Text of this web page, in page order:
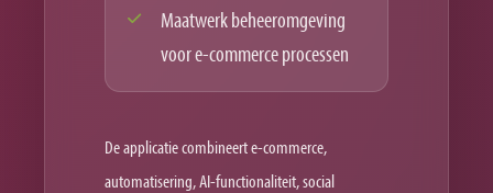
Maatwerk beheeromgeving
voor e-commerce processen
De applicatie combineert e-commerce,
automatisering, AI-functionaliteit, social